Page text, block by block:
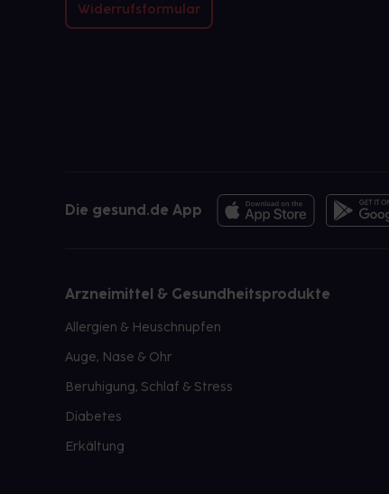
Widerrufsformular
Die gesund.de App
Arzneimittel & Gesundheitsprodukte
Allergien & Heuschnupfen
Auge, Nase & Ohr
Beruhigung, Schlaf & Stress
Diabetes
Erkältung